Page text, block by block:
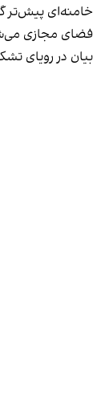
خامنه‌ای پیش‌تر
فضای مجازی
بیان در رویای